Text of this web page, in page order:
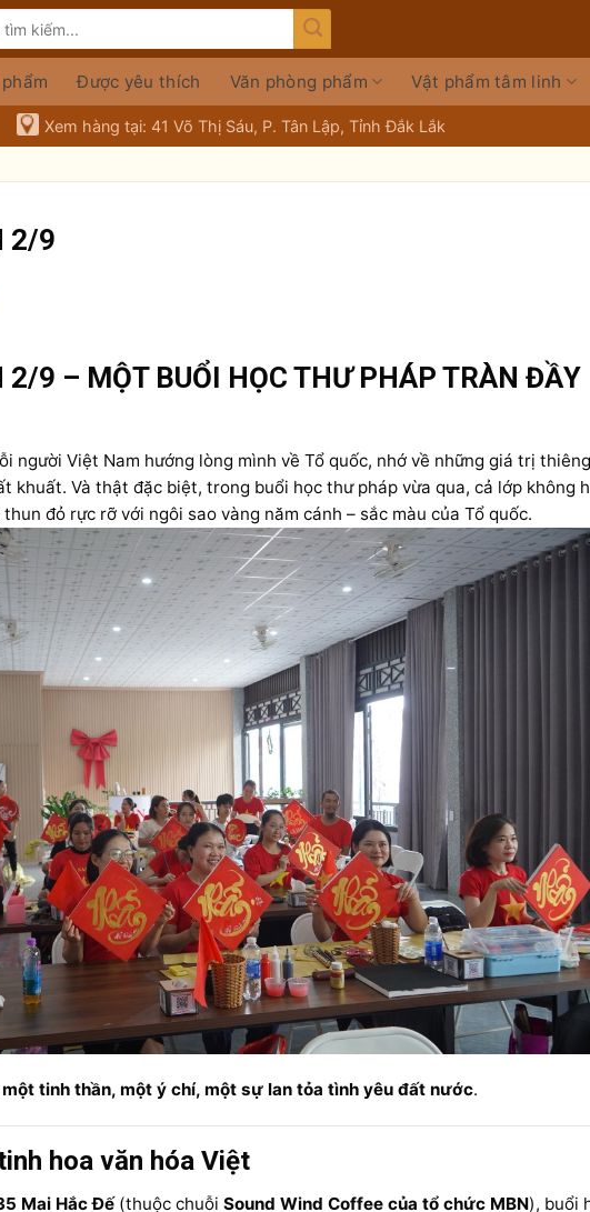
Được yêu thích Văn phòng phẩm Vật phẩm tâm linh
Xem hàng tại: 41 Võ Thị Sáu, P. Tân Lập, Tỉnh Đắk Lắk
2/9
2/9 – MỘT BUỔI HỌC THƯ PHÁP TRÀN ĐẦY
người Việt Nam hướng lòng mình về Tổ quốc, nhớ về những giá trị
khuất. Và thật đặc biệt, trong buổi học thư pháp vừa qua, cả lớp không
đỏ rực rỡ với ngôi sao vàng năm cánh – sắc màu của Tổ quốc.
một tinh thần, một ý chí, một sự lan tỏa tình yêu đất nước.
hoa văn hóa Việt
Mai Hắc Đế(thuộc chuỗi Sound Wind Coffee của tổ chức MBN), buổi